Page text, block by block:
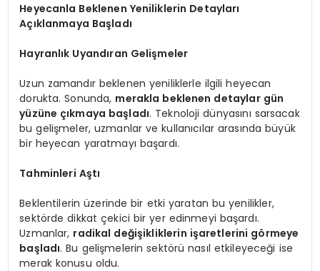
Heyecanla Beklenen Yeniliklerin Detayları
Açıklanmaya Başladı
Hayranlık Uyandıran Gelişmeler
Uzun zamandır beklenen yeniliklerle ilgili heyecan
dorukta. Sonunda, merakla beklenen detaylar gün
yüzüne çıkmaya başladı. Teknoloji dünyasını sarsacak
bu gelişmeler, uzmanlar ve kullanıcılar arasında büyük
bir heyecan yaratmayı başardı.
Tahminleri Aştı
Beklentilerin üzerinde bir etki yaratan bu yenilikler,
sektörde dikkat çekici bir yer edinmeyi başardı.
Uzmanlar, radikal değişikliklerin işaretlerini görmeye
başladı. Bu gelişmelerin sektörü nasıl etkileyeceği ise
merak konusu oldu.